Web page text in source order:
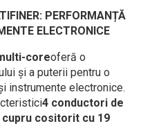
PERFORMANȚĂ
ELECTRONICE
coreoferă o
și a puterii pentru o
instrumente electronice.
4 conductori de
cositorit cu 19